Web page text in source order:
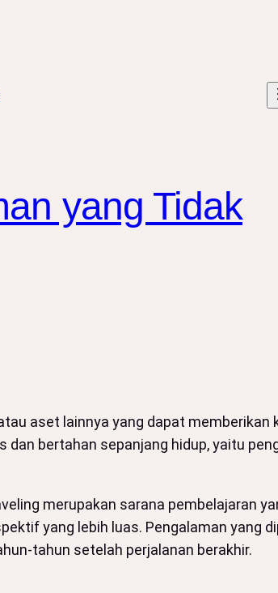
yang Tidak
aset lainnya yang dapat memberikan
bertahan sepanjang hidup, yaitu
merupakan sarana pembelajaran
yang lebih luas. Pengalaman yang
tahun setelah perjalanan berakhir.